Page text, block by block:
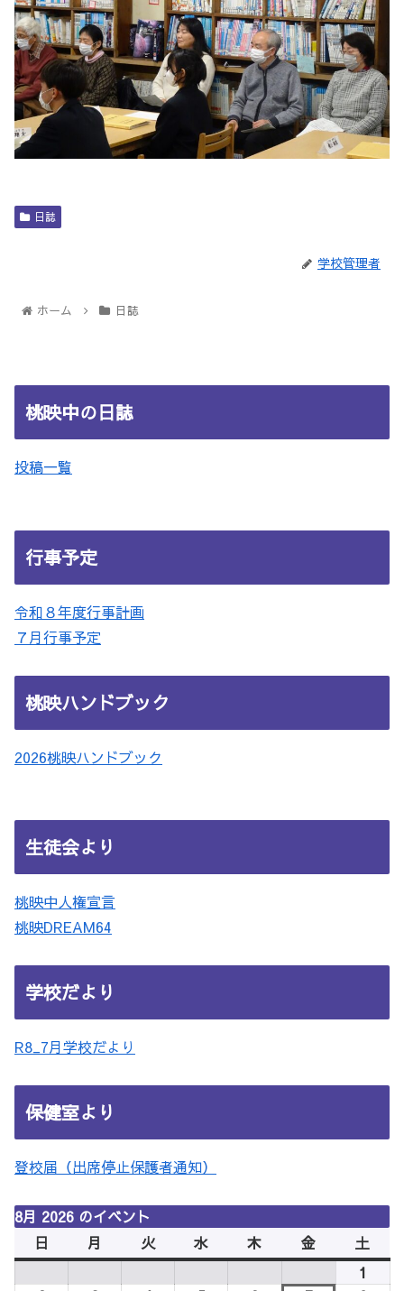
日誌
学校管理者
ホーム 日誌
桃映中の日誌
投稿一覧
行事予定
令和８年度行事計画
７月行事予定
桃映ハンドブック
2026桃映ハンドブック
生徒会より
桃映中人権宣言
桃映DREAM64
学校だより
R8_7月学校だより
保健室より
登校届（出席停止保護者通知）
8月 2026 のイベント
日
曜
月
曜
火火
曜
水水
曜
木
曜
金
曜
土
曜
1